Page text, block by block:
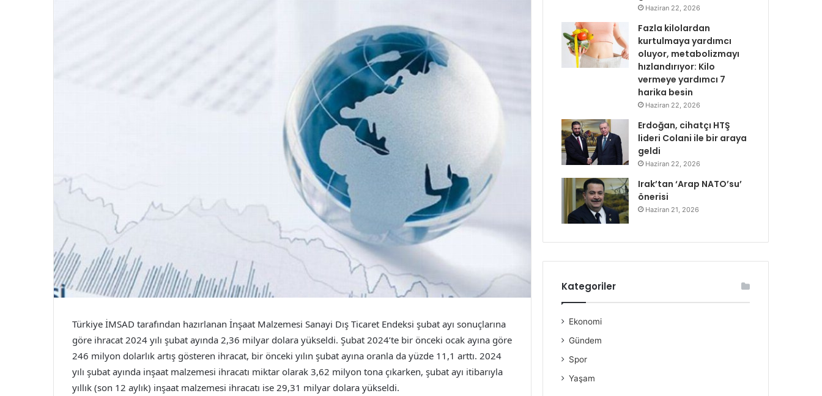
Türkiye İMSAD tarafından hazırlanan İnşaat Malzemesi Sanayi Dış Ticaret Endeksi şubat ayı sonuçlarına
göre ihracat 2024 yılı şubat ayında 2,36 milyar dolara yükseldi. Şubat 2024’te bir önceki ocak ayına göre
246 milyon dolarlık artış gösteren ihracat, bir önceki yılın şubat ayına oranla da yüzde 11,1 arttı. 2024
yılı şubat ayında inşaat malzemesi ihracatı miktar olarak 3,62 milyon tona çıkarken, şubat ayı itibarıyla
yıllık (son 12 aylık) inşaat malzemesi ihracatı ise 29,31 milyar dolara yükseldi.
Haziran 22, 2026
Fazla kilolardan
kurtulmaya yardımcı
oluyor, metabolizmayı
hızlandırıyor: Kilo
vermeye yardımcı 7
harika besin
Haziran 22, 2026
Erdoğan, cihatçı HTŞ
lideri Colani ile bir araya
geldi
Haziran 22, 2026
Irak’tan ‘Arap NATO’su’
önerisi
Haziran 21, 2026
Kategoriler
Ekonomi
Gündem
Spor
Yaşam